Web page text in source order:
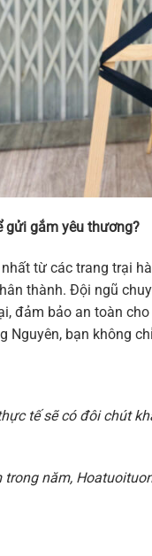
gửi gắm yêu thương?
từ các trang trại
thành. Đội ngũ
đảm bảo an toàn
Nguyên, bạn không
tế sẽ có đôi chút
năm,